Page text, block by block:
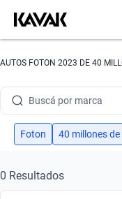
AUTOS FOTON 2023 DE 40
Buscá por marca
Buscá por modelo
Buscá por año
Foton 40 millones
0 Resultados